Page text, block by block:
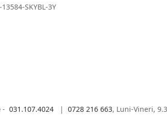
SKYBL-3Y
- 031.107.4024 | 0728 216 663, Luni-Vineri,